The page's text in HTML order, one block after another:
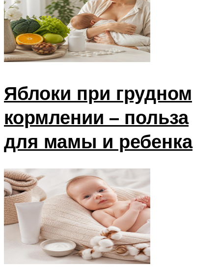
Яблоки при грудном
кормлении – польза
для мамы и ребенка